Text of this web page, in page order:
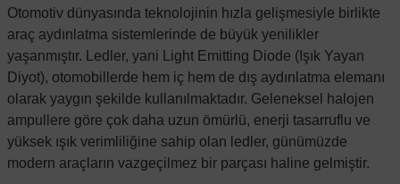
Otomotiv dünyasında teknolojinin hızla gelişmesiyle birlikte
araç aydınlatma sistemlerinde de büyük yenilikler
yaşanmıştır. Ledler, yani Light Emitting Diode (Işık Yayan
Diyot), otomobillerde hem iç hem de dış aydınlatma elemanı
olarak yaygın şekilde kullanılmaktadır. Geleneksel halojen
ampullere göre çok daha uzun ömürlü, enerji tasarruflu ve
yüksek ışık verimliliğine sahip olan ledler, günümüzde
modern araçların vazgeçilmez bir parçası haline gelmiştir.